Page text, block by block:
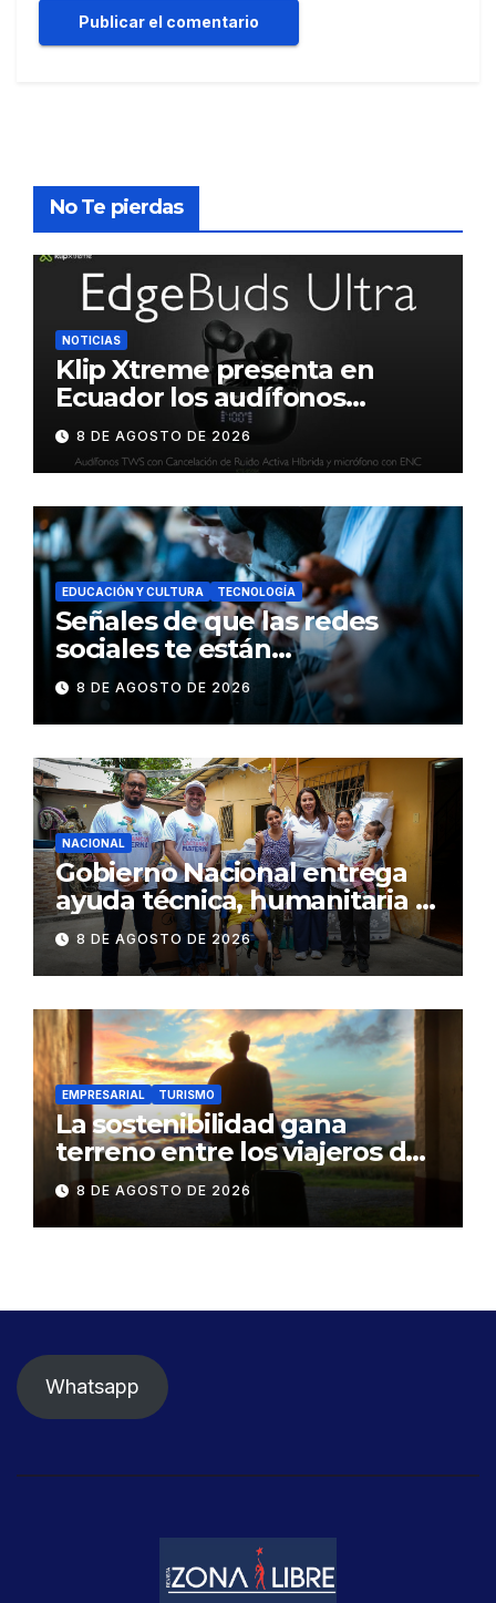
No Te pierdas
NOTICIAS
Klip Xtreme presenta en
Ecuador los audífonos
DynaBuds con sonido
inteligente y control táctil
8 DE AGOSTO DE 2026
EDUCACIÓN Y CULTURA TECNOLOGÍA
Señales de que las redes
sociales te están
consumiendo
8 DE AGOSTO DE 2026
NACIONAL
Gobierno Nacional entrega
ayuda técnica, humanitaria y
Bono Joaquín Gallegos Lara a
familia en situación de
vulnerabilidad
8 DE AGOSTO DE 2026
EMPRESARIAL TURISMO
La sostenibilidad gana
terreno entre los viajeros de
negocios
8 DE AGOSTO DE 2026
Whatsapp